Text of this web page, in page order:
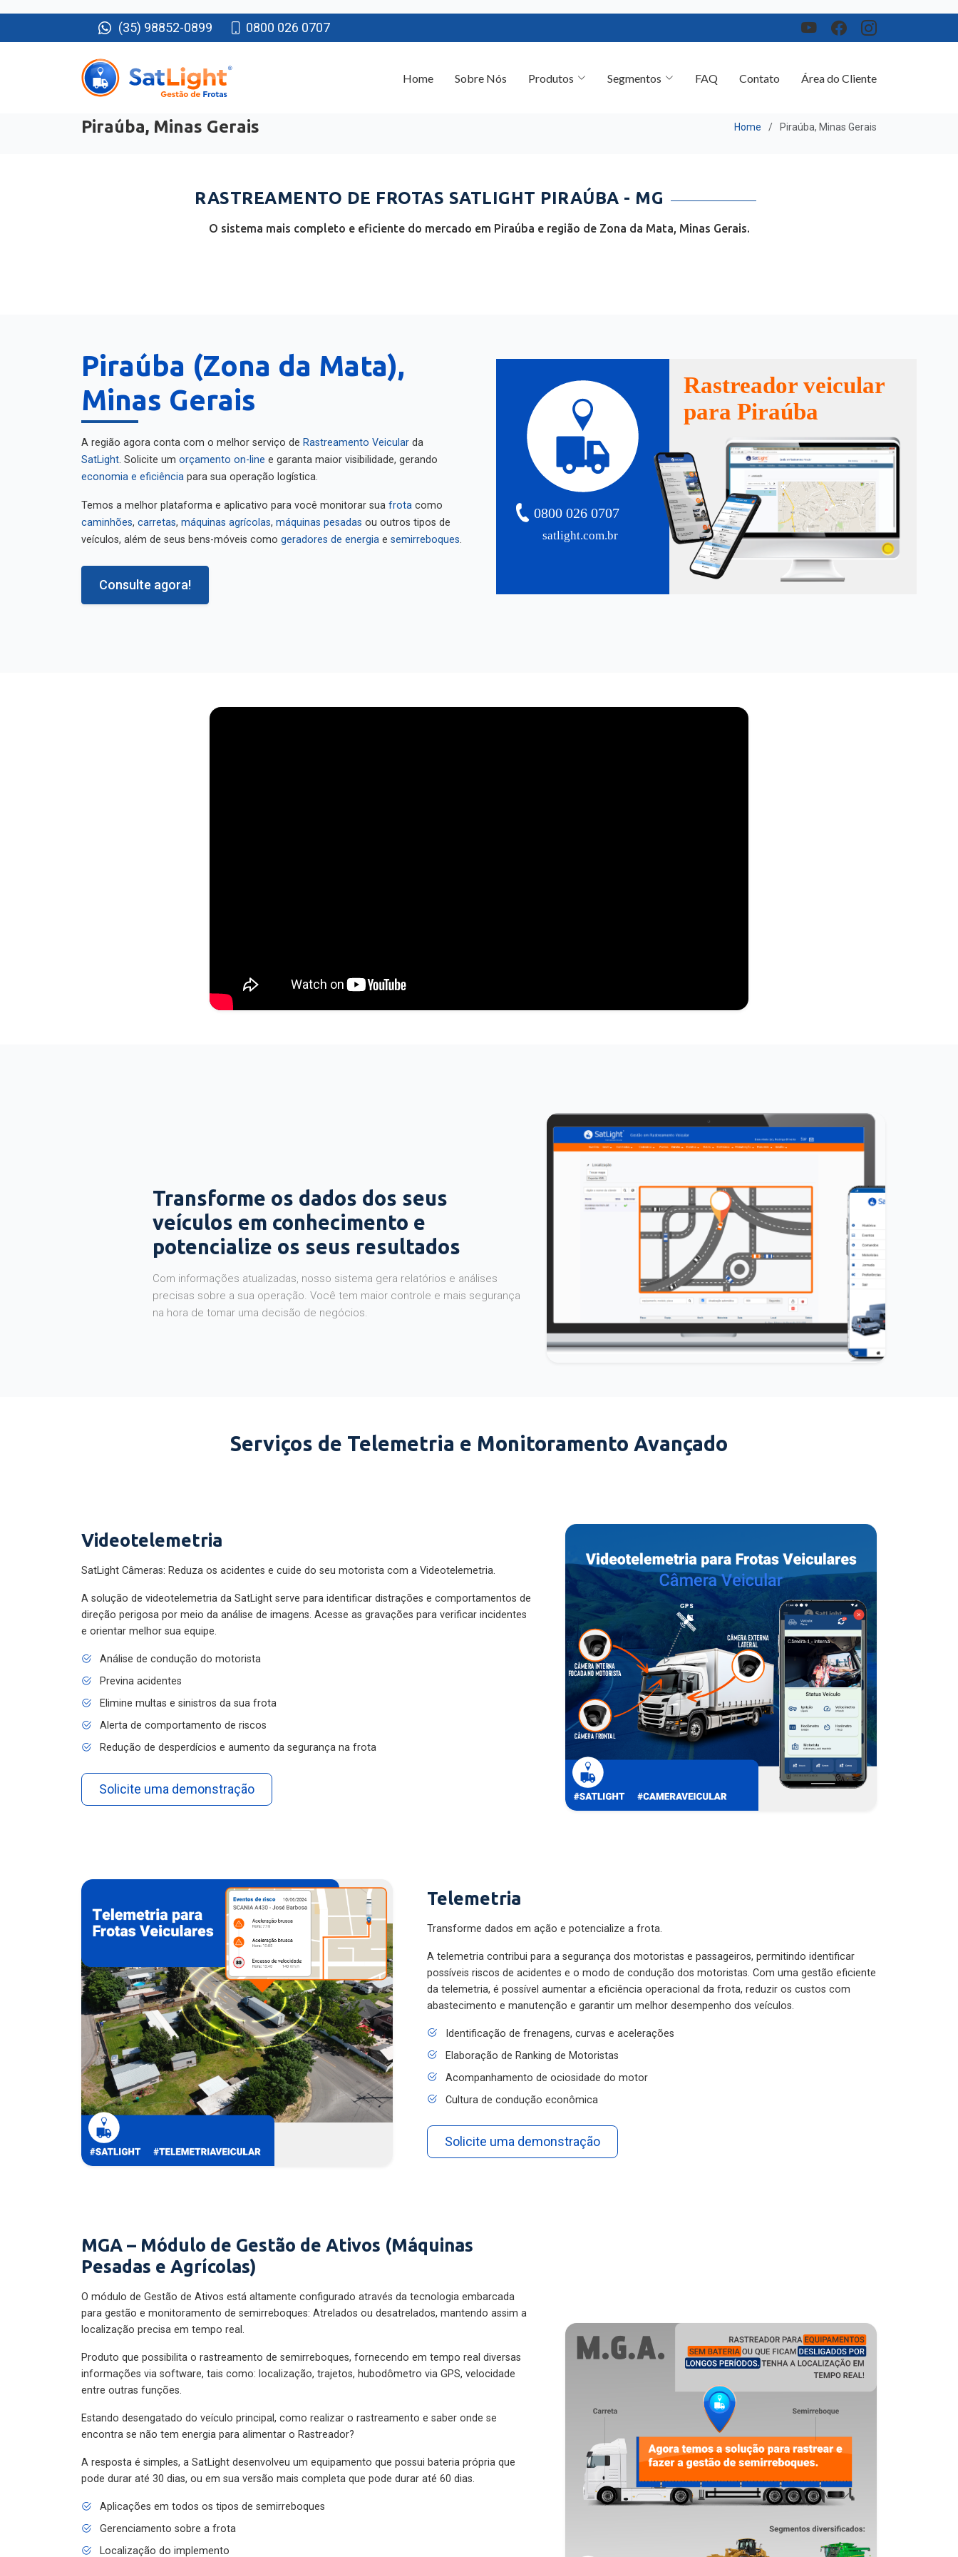
(35) 98852-0899 0800 026 0707
Piraúba, Minas Gerais Home Piraúba, Minas Gerais
RASTREAMENTO DE FROTAS SATLIGHT PIRAÚBA - MG
O sistema mais completo e eficiente do mercado em Piraúba e região de Zona da Mata, Minas Gerais.
Piraúba (Zona da Mata),
Minas Gerais
A região agora conta com o melhor serviço de Rastreamento Veicular da
SatLight. Solicite um orçamento on-line e garanta maior visibilidade, gerando
economia e eficiência para sua operação logística.
Temos a melhor plataforma e aplicativo para você monitorar sua frota como
caminhões, carretas, máquinas agrícolas, máquinas pesadas ou outros tipos de
veículos, além de seus bens-móveis como geradores de energia e semirreboques.
Consulte agora!
satlight.com.br
0800 026 0707
Rastreador veicular
para Piraúba
Transforme os dados dos seus
veículos em conhecimento e
potencialize os seus resultados
Com informações atualizadas, nosso sistema gera relatórios e análises
precisas sobre a sua operação. Você tem maior controle e mais segurança
na hora de tomar uma decisão de negócios.
Serviços de Telemetria e Monitoramento Avançado
Videotelemetria
SatLight Câmeras: Reduza os acidentes e cuide do seu motorista com a Videotelemetria.
A solução de videotelemetria da SatLight serve para identificar distrações e comportamentos de
direção perigosa por meio da análise de imagens. Acesse as gravações para verificar incidentes
e orientar melhor sua equipe.
Análise de condução do motorista
Previna acidentes
Elimine multas e sinistros da sua frota
Alerta de comportamento de riscos
Redução de desperdícios e aumento da segurança na frota
Solicite uma demonstração
Telemetria
Transforme dados em ação e potencialize a frota.
A telemetria contribui para a segurança dos motoristas e passageiros, permitindo identificar
possíveis riscos de acidentes e o modo de condução dos motoristas. Com uma gestão eficiente
da telemetria, é possível aumentar a eficiência operacional da frota, reduzir os custos com
abastecimento e manutenção e garantir um melhor desempenho dos veículos.
Identificação de frenagens, curvas e acelerações
Elaboração de Ranking de Motoristas
Acompanhamento de ociosidade do motor
Cultura de condução econômica
Solicite uma demonstração
MGA – Módulo de Gestão de Ativos (Máquinas
Pesadas e Agrícolas)
O módulo de Gestão de Ativos está altamente configurado através da tecnologia embarcada
para gestão e monitoramento de semirreboques: Atrelados ou desatrelados, mantendo assim a
localização precisa em tempo real.
Produto que possibilita o rastreamento de semirreboques, fornecendo em tempo real diversas
informações via software, tais como: localização, trajetos, hubodômetro via GPS, velocidade
entre outras funções.
Estando desengatado do veículo principal, como realizar o rastreamento e saber onde se
encontra se não tem energia para alimentar o Rastreador?
A resposta é simples, a SatLight desenvolveu um equipamento que possui bateria própria que
pode durar até 30 dias, ou em sua versão mais completa que pode durar até 60 dias.
Aplicações em todos os tipos de semirreboques
Gerenciamento sobre a frota
Localização do implemento